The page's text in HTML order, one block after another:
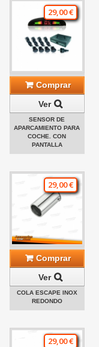
29,00 €
Comprar
Ver
SENSOR DE
APARCAMIENTO PARA
COCHE. CON
PANTALLA
29,00 €
Comprar
Ver
COLA ESCAPE INOX
REDONDO
29,00 €